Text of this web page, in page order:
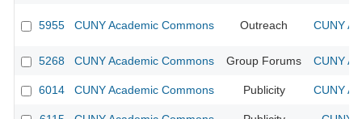
5955 CUNY Academic Commons Outreach CUNY
5268 CUNY Academic Commons Group Forums CUNY
6014 CUNY Academic Commons Publicity CUNY